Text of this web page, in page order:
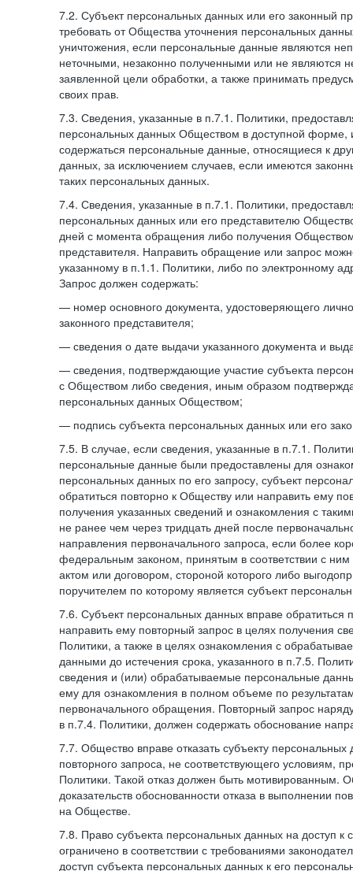
7.2. Субъект персональных данных или его законный
требовать от Общества уточнения персональных
уничтожения, если персональные данные являются
неточными, незаконно полученными или не являются
заявленной цели обработки, а также принимать
своих прав.
7.3. Сведения, указанные в п.7.1. Политики,
персональных данных Обществом в доступной форме,
содержаться персональные данные, относящиеся к
данных, за исключением случаев, если имеются
таких персональных данных.
7.4. Сведения, указанные в п.7.1. Политики,
персональных данных или его представителю
дней с момента обращения либо получения
представителя. Направить обращение или запрос
указанному в п.1.1. Политики, либо по электронному
Запрос должен содержать:
— номер основного документа, удостоверяющего
законного представителя;
— сведения о дате выдачи указанного документа и
— сведения, подтверждающие участие субъекта
с Обществом либо сведения, иным образом
персональных данных Обществом;
— подпись субъекта персональных данных или его
7.5. В случае, если сведения, указанные в п.7.1.
персональные данные были предоставлены для
персональных данных по его запросу, субъект
обратиться повторно к Обществу или направить ему
получения указанных сведений и ознакомления с
не ранее чем через тридцать дней после
направления первоначального запроса, если более
федеральным законом, принятым в соответствии с
актом или договором, стороной которого либо
поручителем по которому является субъект
7.6. Субъект персональных данных вправе обратиться
направить ему повторный запрос в целях получения
Политики, а также в целях ознакомления с
данными до истечения срока, указанного в п.7.5.
сведения и (или) обрабатываемые персональные
ему для ознакомления в полном объеме по
первоначального обращения. Повторный запрос
в п.7.4. Политики, должен содержать обоснование
7.7. Общество вправе отказать субъекту
повторного запроса, не соответствующего условиям,
Политики. Такой отказ должен быть мотивированным.
доказательств обоснованности отказа в выполнении
на Обществе.
7.8. Право субъекта персональных данных на доступ
ограничено в соответствии с требованиями
доступ субъекта персональных данных к его